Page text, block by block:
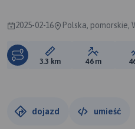
2025-02-16 Polska, pomorskie,
Długość trasy:
3.3 km Suma
46 m
dojazd umieść